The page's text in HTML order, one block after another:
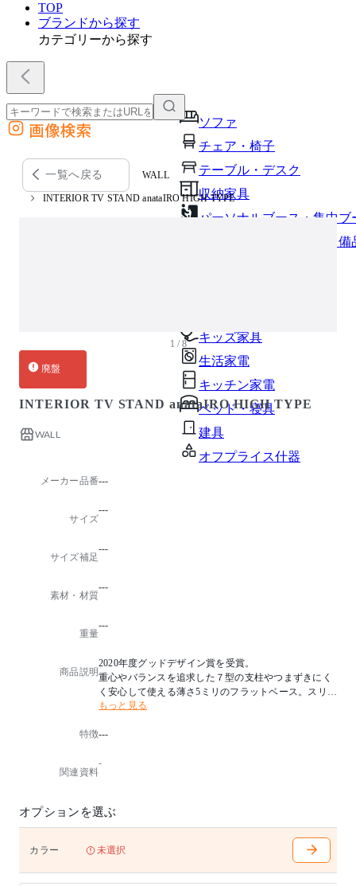
TOP
ブランドから探す
カテゴリーから探す
ソファ
チェア・椅子
テーブル・デスク
収納家具
パーソナルブース・集中ブ
オフィスアクセサリー・備
キッズ家具
生活家電
キッチン家電
ベッド・寝具
建具
オフプライス什器
外部サイトの商品をカートに追加
他のサイトで見つけた商品ページのURLを貼り付けて、カートに追加できます
画像検索
一覧へ戻る WALL
INTERIOR TV STAND anataIRO HIGH TYPE
1 / 8
廃盤
INTERIOR TV STAND anataIRO HIGH TYPE
WALL
メーカー品番---
サイズ
---
サイズ補足
---
素材・材質
---
重量
---
商品説明
2020年度グッドデザイン賞を受賞。
重心やバランスを追求した７型の支柱やつまずきにく
く安心して使える薄さ5ミリのフラットベース。スリム
ですが安定感がありお部屋のどの場所でもスマートに
高さは床に座るロースタイルからベッドやソファーで
支柱の内部に通す収納機能付きなのでテレビを美しく
■高さ調節：5cmピッチで5段階
■対応テレビサイス：24〜45V型まで
※ご購入前に必ずテレビのお取り付けの確認をメーカ
もっと見る
特徴---
関連資料
-
オプションを選ぶ
カラー 未選択